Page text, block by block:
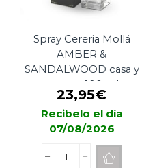
Spray Cereria Mollá
AMBER &
SANDALWOOD casa y
cuerpo 100 ml
23,95€
Recibelo el día
07/08/2026
Spray